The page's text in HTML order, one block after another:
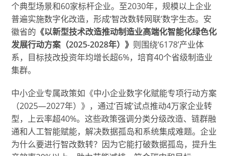
个典型场景和60家标杆企业。至2030年，规模以上企业
普遍实施数字化改造，形成‘智改数转网联’数字生态。安
徽省的 《以新型技术改造推动制造业高端化智能化绿色化
发展行动方案（2025-2028年）》 则围绕‘6178’产业体
系，目标技改投资年均增长超6%，培育40个省级制造业
集群。
中小企业专属政策如《中小企业数字化赋能专项行动方案
（2025—2027年）》，通过‘百城’试点推动4万家企业转
型，上云率超40%。这些政策强调分类分级改造、链群融
通和人工智能赋能，解决数据孤岛和系统集成难题。企业
为什么要进行智改数转？因为它能打破数据孤岛，提升生